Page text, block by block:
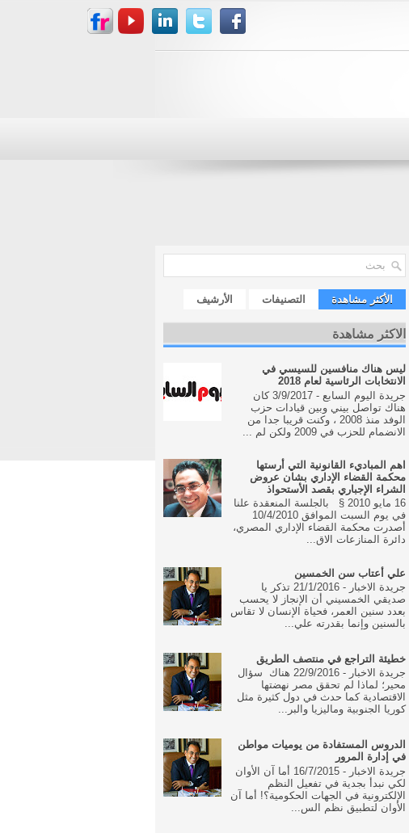
الأكثر مشاهدة التصنيفات الأرشيف
الاكثر مشاهدة
ليس هناك منافسين للسيسي في
الانتخابات الرئاسية لعام 2018
جريدة اليوم السابع - 3/9/2017 كان
هناك تواصل بيني وبين قيادات حزب
الوفد منذ 2008 ، وكنت قريبا جدا من
الانضمام للحزب في 2009 ولكن لم ...
اهم المباديء القانونية التي أرستها
محكمة القضاء الإداري بشان عروض
الشراء الإجباري بقصد الأستحواذ
16 مايو 2010 § بالجلسة المنعقدة علنا
في يوم السبت الموافق 10/4/2010
أصدرت محكمة القضاء الإداري المصري،
دائرة المنازعات الاق...
علي أعتاب سن الخمسين
جريدة الاخبار - 21/1/2016 تذكر يا
صديقي الخمسيني أن الإنجاز لا يحسب
بعدد سنين العمر، فحياة الإنسان لا تقاس
بالسنين وإنما بقدرته علي...
خطيئة التراجع في منتصف الطريق
جريدة الاخبار - 22/9/2016 هناك سؤال
محير؛ لماذا لم تحقق مصر نهضتها
الاقتصادية كما حدث في دول كثيرة مثل
كوريا الجنوبية وماليزيا والبر...
الدروس المستفادة من يوميات مواطن
في إدارة المرور
جريدة الاخبار - 16/7/2015 أما آن الأوان
لكي نبدأ بجدية في تفعيل النظم
الإلكترونية في الجهات الحكومية؟! أما آن
الأوان لتطبيق نظم الس...